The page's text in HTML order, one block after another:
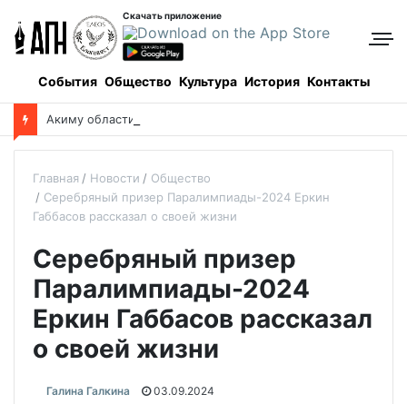
Скачать приложение
События Общество Культура История Контакты
Главная Новости
Общество
Серебряный призер Паралимпиады-2024 Еркин
Габбасов рассказал о своей жизни
Серебряный призер
Паралимпиады-2024
Еркин Габбасов рассказал
о своей жизни
Галина Галкина
03.09.2024